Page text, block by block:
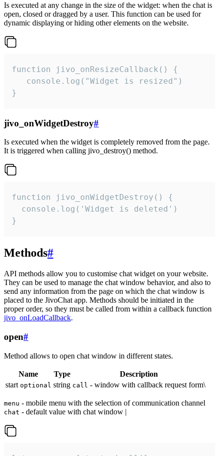
Is executed at any change in the size of the widget: when the chat is
open, closed or dragged by a user. This function can be used for
dynamic displaying or hiding other elements on the website.
function jivo_onResizeCallback() {
   console.log("Widget is resized")
}
jivo_onWidgetDestroy#
Is executed when the widget is completely removed from the page.
It is triggered when calling jivo_destroy() method.
function jivo_onWidgetDestroy() {
  console.log('Widget is deleted')
}
Methods#
API methods allow you to customise chat widget on your website.
They can be used to manage the chat window behavior, and also to
send any information from the page on which the chat window is
placed to the JivoChat app. Methods should be initiated in the
proper order, so they must be called from within a callback function
jivo_onLoadCallback.
open#
Method allows to open chat window in different states.
Name Type
Description
start optional string call - window with callback request form\
menu - mobile menu with the selection of communication channel
chat - default value with chat window |